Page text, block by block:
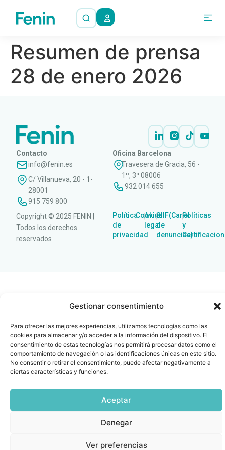
Gestionar consentimiento
Para ofrecer las mejores experiencias, utilizamos tecnologías como las
cookies para almacenar y/o acceder a la información del dispositivo. El
consentimiento de estas tecnologías nos permitirá procesar datos como el
comportamiento de navegación o las identificaciones únicas en este sitio.
No consentir o retirar el consentimiento, puede afectar negativamente a
ciertas características y funciones.
Aceptar
Denegar
Ver preferencias
Resumen de prensa
28 de enero 2026
Contacto
info@fenin.es
C/ Villanueva, 20 - 1-
28001
915 759 800
Oficina Barcelona
Travesera de Gracia, 56 -
1º, 3ª 08006
932 014 655
Copyright © 2025 FENIN |
Todos los derechos
reservados
Política
de
privacidad
|Cookies
|Aviso
legal
|SIIF(Canal
de
denuncias)
|Políticas
y